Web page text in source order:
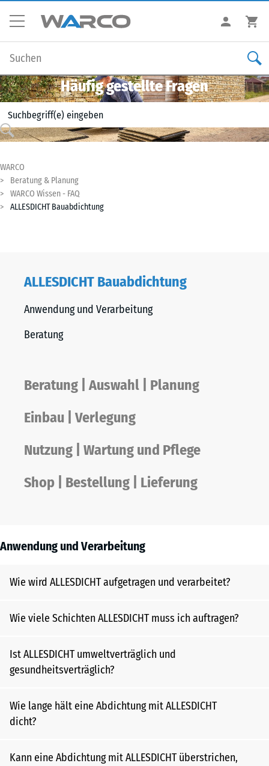
Häufig gestellte Fragen
WARCO
Beratung & Planung
WARCO Wissen - FAQ
ALLESDICHT Bauabdichtung
ALLESDICHT Bauabdichtung
Anwendung und Verarbeitung
Beratung
Beratung | Auswahl | Planung
Einbau | Verlegung
Nutzung | Wartung und Pflege
Shop | Bestellung | Lieferung
Anwendung und Verarbeitung
Wie wird ALLESDICHT aufgetragen und verarbeitet?
Wie viele Schichten ALLESDICHT muss ich auftragen?
Ist ALLESDICHT umweltverträglich und
gesundheitsverträglich?
Wie lange hält eine Abdichtung mit ALLESDICHT
dicht?
Kann eine Abdichtung mit ALLESDICHT überstrichen,